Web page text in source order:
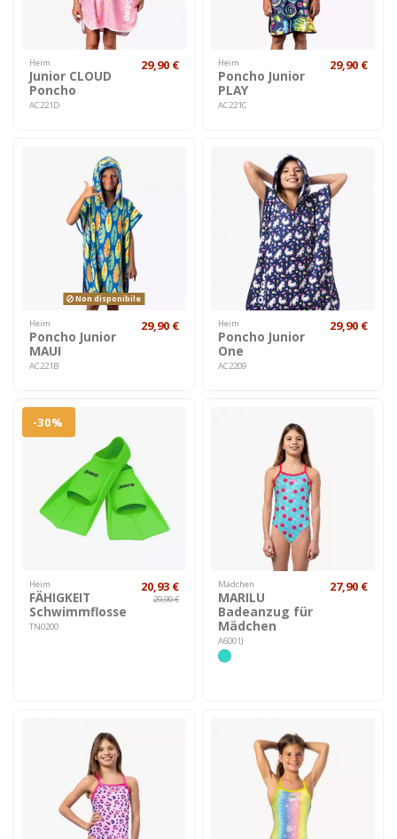
Heim
Junior CLOUD
Poncho
AC221D
29,90 € Heim
Poncho Junior
PLAY
AC221C
29,90 €
Non disponibile
Heim
Poncho Junior
MAUI
AC221B
29,90 € Heim
Poncho Junior
One
AC2209
29,90 €
-30%
Heim
FÄHIGKEIT
Schwimmflosse
TN0200
20,93 €
29,90 €
Mädchen
MARILU
Badeanzug für
Mädchen
A6001J
27,90 €